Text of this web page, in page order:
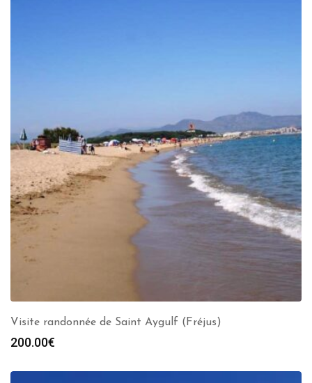
Visite randonnée de Saint Aygulf (Fréjus)
200.00€